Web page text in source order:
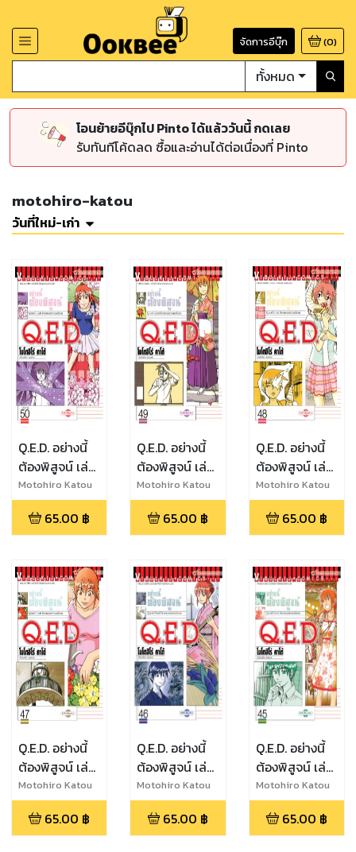
จัดการอีบุ๊ก (0)
ทั้งหมด
โอนย้ายอีบุ๊กไป Pinto ได้แล้ววันนี้ กดเลย
รับทันทีโค้ดลด ซื้อและอ่านได้ต่อเนื่องที่ Pinto
motohiro-katou
วันที่ใหม่-เก่า
Q.E.D. อย่างนี้
ต้องพิสูจน์ เล่ม
50 (จบ)
Motohiro Katou
65.00 ฿
Q.E.D. อย่างนี้
ต้องพิสูจน์ เล่ม
49
Motohiro Katou
65.00 ฿
Q.E.D. อย่างนี้
ต้องพิสูจน์ เล่ม
48
Motohiro Katou
65.00 ฿
Q.E.D. อย่างนี้
ต้องพิสูจน์ เล่ม
47
Motohiro Katou
65.00 ฿
Q.E.D. อย่างนี้
ต้องพิสูจน์ เล่ม
46
Motohiro Katou
65.00 ฿
Q.E.D. อย่างนี้
ต้องพิสูจน์ เล่ม
45
Motohiro Katou
65.00 ฿